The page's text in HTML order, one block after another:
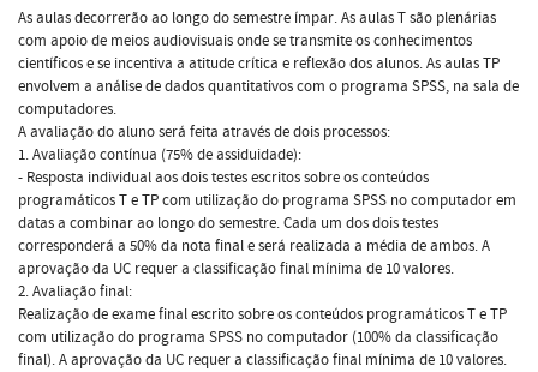
As aulas decorrerão ao longo do semestre ímpar. As aulas T são plenárias
com apoio de meios audiovisuais onde se transmite os conhecimentos
científicos e se incentiva a atitude crítica e reflexão dos alunos. As aulas TP
envolvem a análise de dados quantitativos com o programa SPSS, na sala de
computadores.
A avaliação do aluno será feita através de dois processos:
1. Avaliação contínua (75% de assiduidade):
- Resposta individual aos dois testes escritos sobre os conteúdos
programáticos T e TP com utilização do programa SPSS no computador em
datas a combinar ao longo do semestre. Cada um dos dois testes
corresponderá a 50% da nota final e será realizada a média de ambos. A
aprovação da UC requer a classificação final mínima de 10 valores.
2. Avaliação final:
Realização de exame final escrito sobre os conteúdos programáticos T e TP
com utilização do programa SPSS no computador (100% da classificação
final). A aprovação da UC requer a classificação final mínima de 10 valores.